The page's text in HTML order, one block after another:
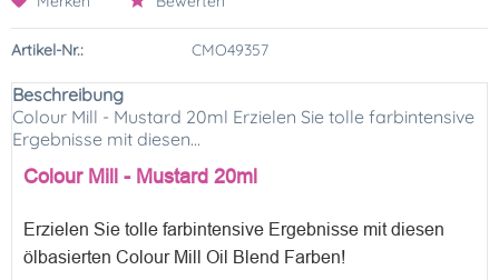
Artikel-Nr.: CMO49357
Beschreibung
Colour Mill - Mustard 20ml Erzielen Sie tolle farbintensive
Ergebnisse mit diesen...
Colour Mill - Mustard 20ml
Erzielen Sie tolle farbintensive Ergebnisse mit diesen
ölbasierten Colour Mill Oil Blend Farben!